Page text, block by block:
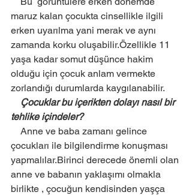
maruz kalan çocukta cinsellikle ilgili
erken uyarılma yani merak ve aynı
zamanda korku oluşabilir.Özellikle 11
yaşa kadar somut düşünce hakim
olduğu için çocuk anlam vermekte
zorlandığı durumlarda kaygılanabilir.
tehlike içindeler?
çocukları ile bilgilendirme konuşması
yapmalılar.Birinci derecede önemli olan
anne ve babanın yaklaşımı olmakla
birlikte , çocuğun kendisinden yaşça